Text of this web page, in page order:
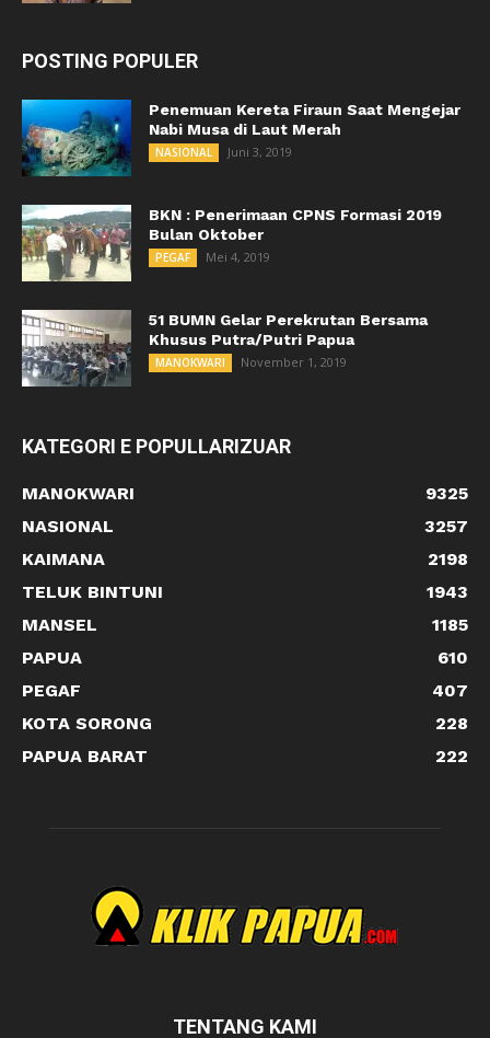
POSTING POPULER
Penemuan Kereta Firaun Saat Mengejar
Nabi Musa di Laut Merah
NASIONAL Juni 3, 2019
BKN : Penerimaan CPNS Formasi 2019
Bulan Oktober
PEGAF Mei 4, 2019
51 BUMN Gelar Perekrutan Bersama
Khusus Putra/Putri Papua
MANOKWARI November 1, 2019
KATEGORI E POPULLARIZUAR
MANOKWARI
9325
NASIONAL
3257
KAIMANA
2198
TELUK BINTUNI
1943
MANSEL
1185
PAPUA
610
PEGAF
407
KOTA SORONG
228
PAPUA BARAT
222
TENTANG KAMI